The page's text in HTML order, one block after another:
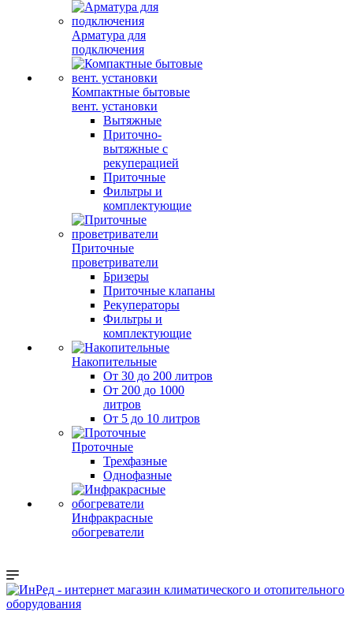
Арматура для
подключения
Компактные бытовые
вент. установки
Вытяжные
Приточно-
вытяжные с
рекуперацией
Приточные
Фильтры и
комплектующие
Приточные
проветриватели
Бризеры
Приточные клапаны
Рекуператоры
Фильтры и
комплектующие
Накопительные
От 30 до 200 литров
От 200 до 1000
литров
От 5 до 10 литров
Проточные
Трехфазные
Однофазные
Инфракрасные
обогреватели